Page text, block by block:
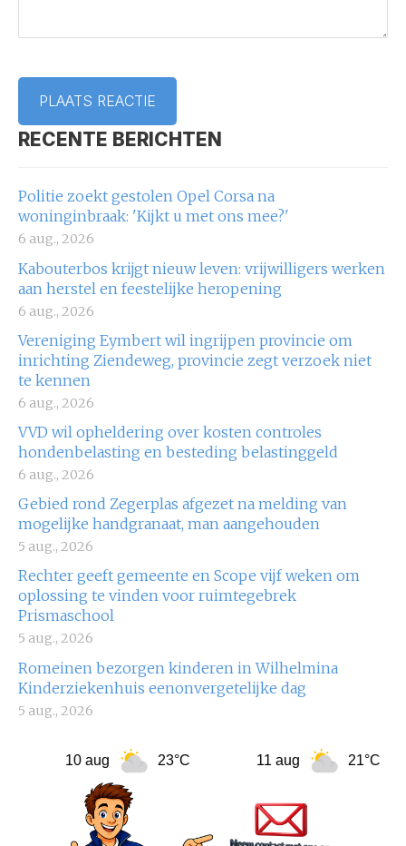
RECENTE BERICHTEN
Politie zoekt gestolen Opel Corsa na
woninginbraak: 'Kijkt u met ons mee?'
6 aug., 2026
Kabouterbos krijgt nieuw leven: vrijwilligers werken
aan herstel en feestelijke heropening
6 aug., 2026
Vereniging Eymbert wil ingrijpen provincie om
inrichting Ziendeweg, provincie zegt verzoek niet
te kennen
6 aug., 2026
VVD wil opheldering over kosten controles
hondenbelasting en besteding belastinggeld
6 aug., 2026
Gebied rond Zegerplas afgezet na melding van
mogelijke handgranaat, man aangehouden
5 aug., 2026
Rechter geeft gemeente en Scope vijf weken om
oplossing te vinden voor ruimtegebrek
Prismaschool
5 aug., 2026
Romeinen bezorgen kinderen in Wilhelmina
Kinderziekenhuis eenonvergetelijke dag
5 aug., 2026
10 aug 23°C 11 aug 21°C